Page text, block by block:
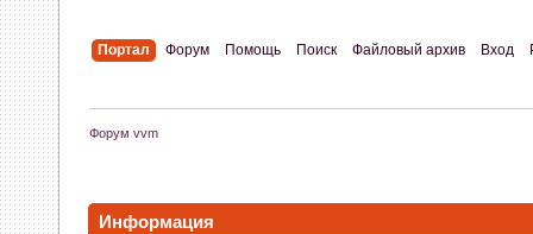
Портал Форум Помощь Поиск Файловый архив Вход
Форум vvm
Информация